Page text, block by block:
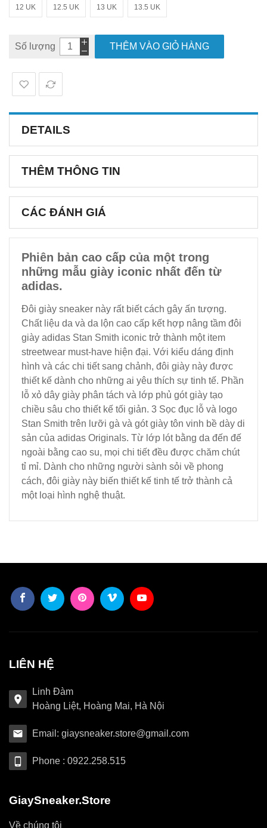
12 UK 12.5 UK 13 UK 13.5 UK
Số lượng THÊM VÀO GIỎ HÀNG
DETAILS
THÊM THÔNG TIN
CÁC ĐÁNH GIÁ
Phiên bản cao cấp của một trong
những mẫu giày iconic nhất đến từ
adidas.
Đôi giày sneaker này rất biết cách gây ấn tượng.
Chất liệu da và da lộn cao cấp kết hợp nâng tầm đôi
giày adidas Stan Smith iconic trở thành một item
streetwear must-have hiện đại. Với kiểu dáng định
hình và các chi tiết sang chảnh, đôi giày này được
thiết kế dành cho những ai yêu thích sự tinh tế. Phần
lỗ xỏ dây giày phân tách và lớp phủ gót giày tạo
chiều sâu cho thiết kế tối giản. 3 Sọc đục lỗ và logo
Stan Smith trên lưỡi gà và gót giày tôn vinh bề dày di
sản của adidas Originals. Từ lớp lót bằng da đến đế
ngoài bằng cao su, mọi chi tiết đều được chăm chút
tỉ mỉ. Dành cho những người sành sỏi về phong
cách, đôi giày này biến thiết kế tinh tế trở thành cả
một loại hình nghệ thuật.
LIÊN HỆ
Linh Đàm
Hoàng Liệt, Hoàng Mai, Hà Nội
Email: giaysneaker.store@gmail.com
Phone : 0922.258.515
GiaySneaker.Store
Về chúng tôi